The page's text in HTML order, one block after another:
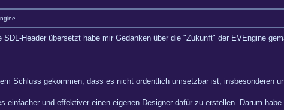
SDL-Header übersetzt habe mir Gedanken über die "Zukunft" der EVEngine
Schluss gekommen, dass es nicht ordentlich umsetzbar ist, insbesonderen
einfacher und effektiver einen eigenen Designer dafür zu erstellen. Darum